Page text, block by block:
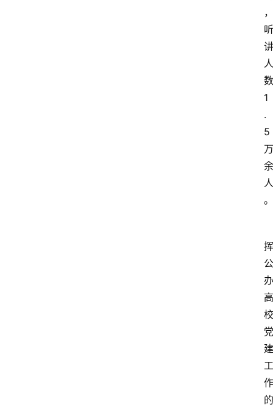
，
听
讲
人
数
1
.
5
万
余
人
。
挥
公
办
高
校
党
建
工
作
的